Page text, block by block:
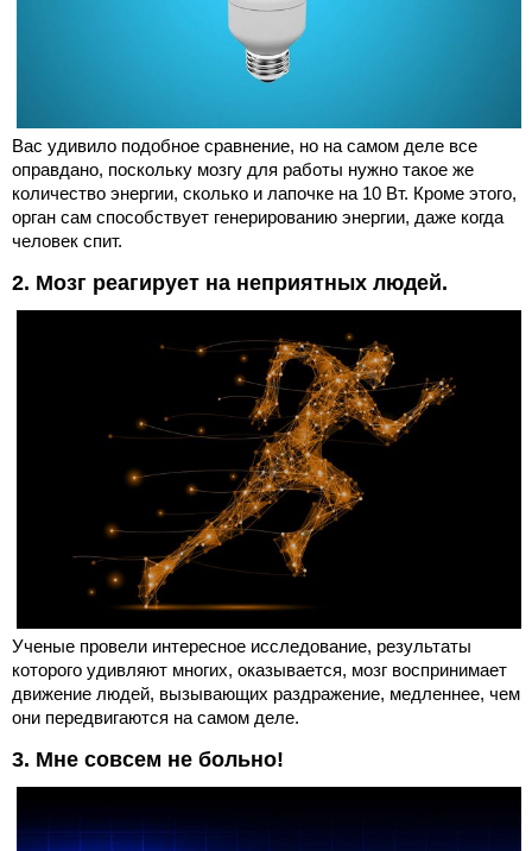
Вас удивило подобное сравнение, но на самом деле все
оправдано, поскольку мозгу для работы нужно такое же
количество энергии, сколько и лапочке на 10 Вт. Кроме этого,
орган сам способствует генерированию энергии, даже когда
человек спит.
2. Мозг реагирует на неприятных людей.
Ученые провели интересное исследование, результаты
которого удивляют многих, оказывается, мозг воспринимает
движение людей, вызывающих раздражение, медленнее, чем
они передвигаются на самом деле.
3. Мне совсем не больно!